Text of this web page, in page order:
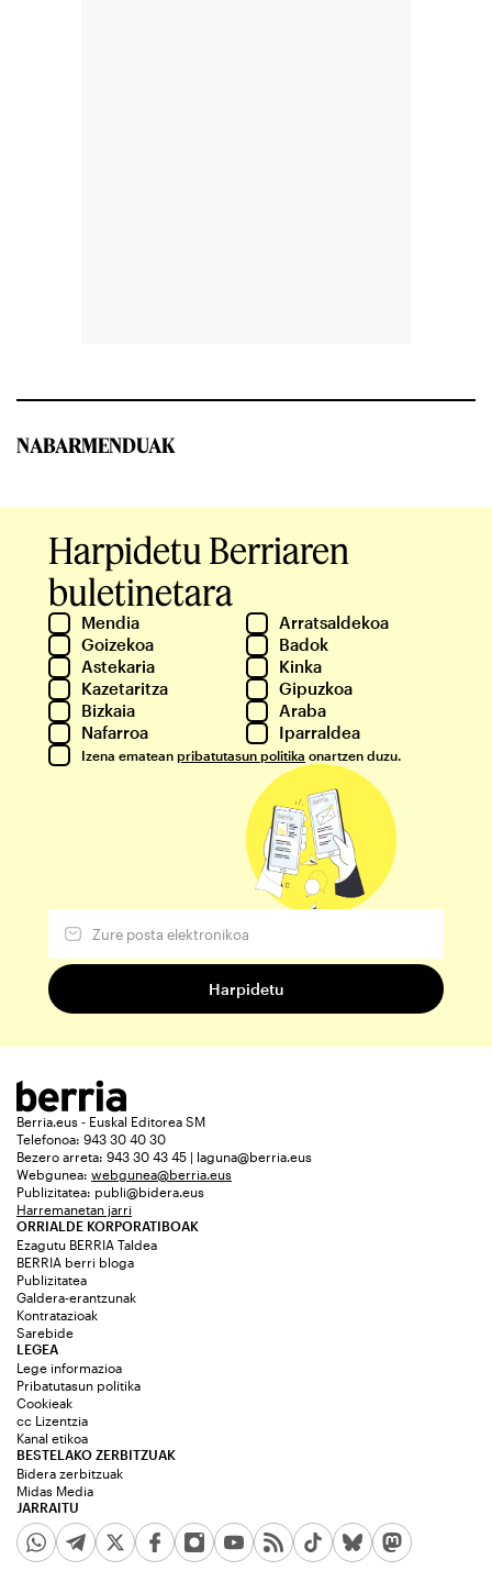
NABARMENDUAK
Harpidetu Berriaren
buletinetara
Mendia
Arratsaldekoa
Goizekoa
Badok
Astekaria
Kinka
Kazetaritza
Gipuzkoa
Bizkaia
Araba
Nafarroa
Iparraldea
Izena ematean pribatutasun politika onartzen duzu.
Berria.eus - Euskal Editorea SM
Telefonoa: 943 30 40 30
Bezero arreta: 943 30 43 45 | laguna@berria.eus
Webgunea: webgunea@berria.eus
Publizitatea: publi@bidera.eus
Harremanetan jarri
ORRIALDE KORPORATIBOAK
Ezagutu BERRIA Taldea
BERRIA berri bloga
Publizitatea
Galdera-erantzunak
Kontratazioak
Sarebide
JARRAITU
LEGEA
Lege informazioa
Pribatutasun politika
Cookieak
cc Lizentzia
Kanal etikoa
BESTELAKO ZERBITZUAK
Bidera zerbitzuak
Midas Media